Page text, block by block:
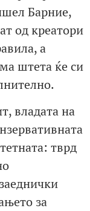
Барние,
од креатори
а
штета ќе си
владата на
тврд
за